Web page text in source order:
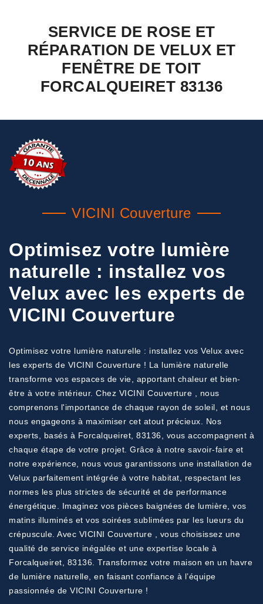
SERVICE DE ROSE ET
RÉPARATION DE VELUX ET
FENÊTRE DE TOIT
FORCALQUEIRET 83136
VICINI Couverture
Optimisez votre lumière
naturelle : installez vos
Velux avec les experts de
VICINI Couverture
Optimisez votre lumière naturelle : installez vos Velux avec
les experts de VICINI Couverture ! La lumière naturelle
transforme vos espaces de vie, apportant chaleur et bien-
être à votre intérieur. Chez VICINI Couverture , nous
comprenons l'importance de chaque rayon de soleil, et nous
nous engageons à maximiser cet atout précieux. Nos
experts, basés à Forcalqueiret, 83136, vous accompagnent à
chaque étape de votre projet. Grâce à notre savoir-faire et
notre expérience, nous vous garantissons une installation de
Velux parfaitement intégrée à votre habitat, respectant les
normes les plus strictes de sécurité et de performance
énergétique. Imaginez vos pièces baignées de lumière, vos
matins illuminés et vos soirées sublimées par les lueurs du
crépuscule. Avec VICINI Couverture , vous choisissez une
qualité de service inégalée et une expertise locale à
Forcalqueiret, 83136. Transformez votre maison en un havre
de lumière naturelle, en faisant confiance à l’équipe
passionnée de VICINI Couverture !